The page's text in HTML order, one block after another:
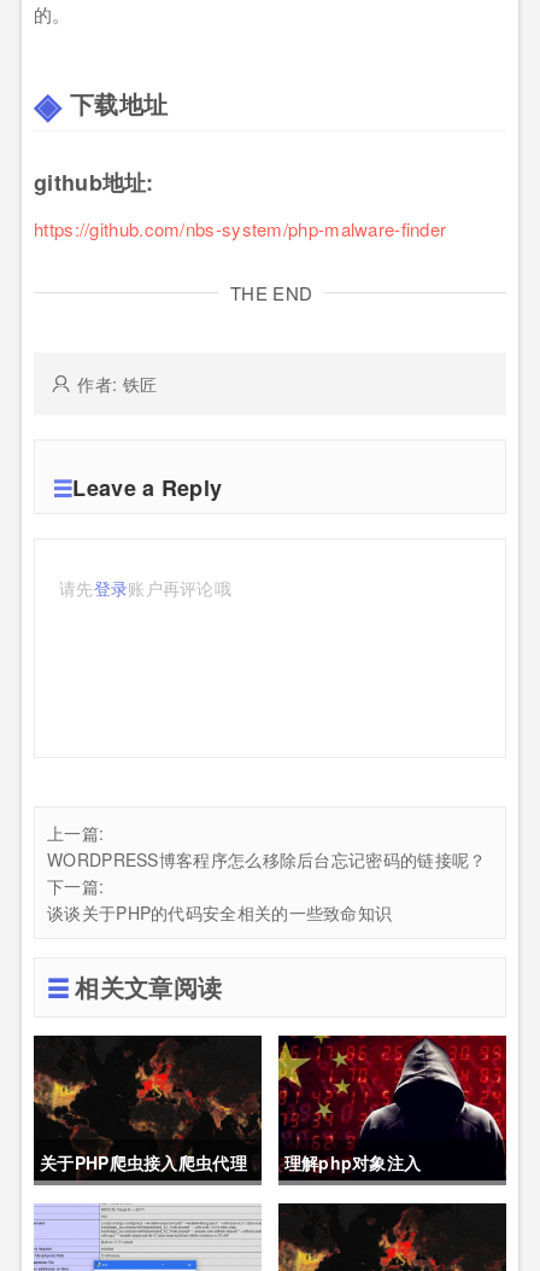
的。
下载地址
github地址:
https://github.com/nbs-system/php-malware-finder
THE END
作者: 铁匠
Leave a Reply
请先登录账户再评论哦
上一篇:
WORDPRESS博客程序怎么移除后台忘记密码的链接呢？
下一篇:
谈谈关于PHP的代码安全相关的一些致命知识
相关文章阅读
关于PHP爬虫接入爬虫代理
的代码demo
理解php对象注入